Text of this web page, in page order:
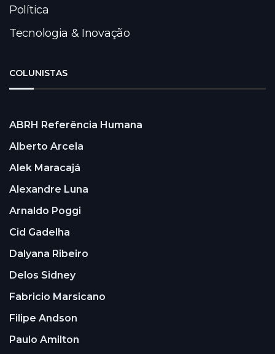
Política
Tecnologia & Inovação
COLUNISTAS
ABRH Referência Humana
Alberto Arcela
Alek Maracajá
Alexandre Luna
Arnaldo Poggi
Cid Gadelha
Dalyana Ribeiro
Delos Sidney
Fabricio Marsicano
Filipe Andson
Paulo Amilton